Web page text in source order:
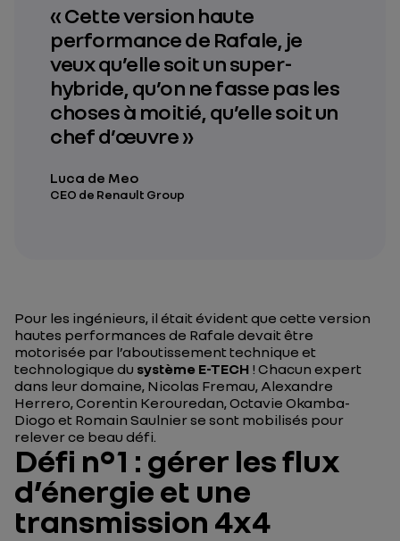
« Cette version haute
performance de Rafale, je
veux qu’elle soit un super-
hybride, qu’on ne fasse pas les
choses à moitié, qu’elle soit un
chef d’œuvre »
Luca de Meo
CEO de Renault Group
Pour les ingénieurs, il était évident que cette version
hautes performances de Rafale devait être
motorisée par l’aboutissement technique et
technologique du système E-TECH ! Chacun expert
dans leur domaine, Nicolas Fremau, Alexandre
Herrero, Corentin Kerouredan, Octavie Okamba-
Diogo et Romain Saulnier se sont mobilisés pour
relever ce beau défi.
Défi n°1 : gérer les flux
d’énergie et une
transmission 4x4